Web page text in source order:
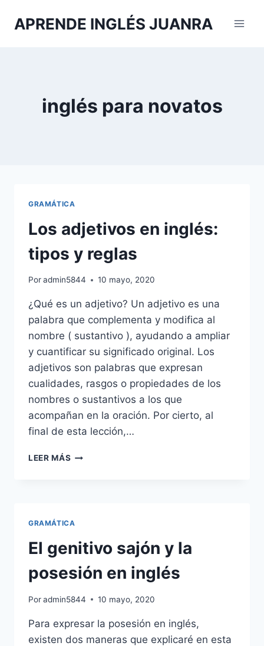
APRENDE INGLÉS JUANRA
inglés para novatos
GRAMÁTICA
Los adjetivos en inglés:
tipos y reglas
Poradmin5844 10 mayo, 2020
¿Qué es un adjetivo? Un adjetivo es una
palabra que complementa y modifica al
nombre ( sustantivo ), ayudando a ampliar
y cuantificar su significado original. Los
adjetivos son palabras que expresan
cualidades, rasgos o propiedades de los
nombres o sustantivos a los que
acompañan en la oración. Por cierto, al
final de esta lección,…
LEER MÁS LOS
GRAMÁTICA
El genitivo sajón y la
posesión en inglés
Poradmin5844 10 mayo, 2020
Para expresar la posesión en inglés,
existen dos maneras que explicaré en esta